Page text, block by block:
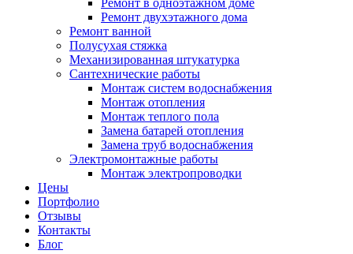
Ремонт в одноэтажном доме
Ремонт двухэтажного дома
Ремонт ванной
Полусухая стяжка
Механизированная штукатурка
Сантехнические работы
Монтаж систем водоснабжения
Монтаж отопления
Монтаж теплого пола
Замена батарей отопления
Замена труб водоснабжения
Электромонтажные работы
Монтаж электропроводки
Цены
Портфолио
Отзывы
Контакты
Блог